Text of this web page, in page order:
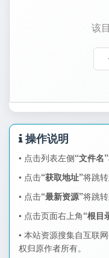
该
操作说明
• 点击列表左侧“文件名”
• 点击“获取地址”将跳
• 点击“最新资源”将跳
• 点击页面右上角“根目
• 本站资源搜集自互联
权归原作者所有。